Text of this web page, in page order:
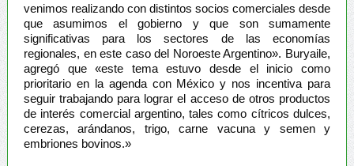
venimos realizando con distintos socios comerciales desde
que asumimos el gobierno y que son sumamente
significativas para los sectores de las economías
regionales, en este caso del Noroeste Argentino». Buryaile,
agregó que «este tema estuvo desde el inicio como
prioritario en la agenda con México y nos incentiva para
seguir trabajando para lograr el acceso de otros productos
de interés comercial argentino, tales como cítricos dulces,
cerezas, arándanos, trigo, carne vacuna y semen y
embriones bovinos.»